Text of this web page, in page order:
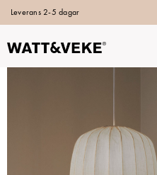
Leverans 2-5 dagar